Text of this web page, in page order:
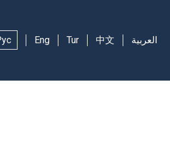
Eng Tur 中文 العربية